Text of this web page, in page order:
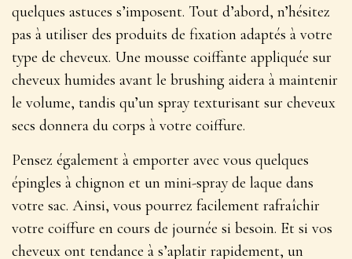
quelques astuces s’imposent. Tout d’abord, n’hésitez
pas à utiliser des produits de fixation adaptés à votre
type de cheveux. Une mousse coiffante appliquée sur
cheveux humides avant le brushing aidera à maintenir
le volume, tandis qu’un spray texturisant sur cheveux
secs donnera du corps à votre coiffure.
Pensez également à emporter avec vous quelques
épingles à chignon et un mini-spray de laque dans
votre sac. Ainsi, vous pourrez facilement rafraîchir
votre coiffure en cours de journée si besoin. Et si vos
cheveux ont tendance à s’aplatir rapidement, un